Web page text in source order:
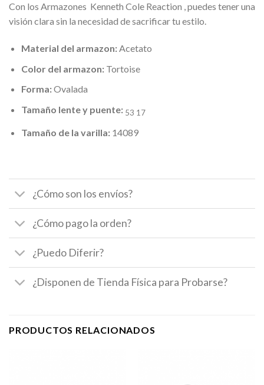
Con los Armazones Kenneth Cole Reaction , puedes tener una
visión clara sin la necesidad de sacrificar tu estilo.
Material del armazon:Acetato
Color del armazon: Tortoise
Forma:Ovalada
Tamaño lente y puente: 53 17
Tamaño de la varilla: 14089
¿Cómo son los envíos?
¿Cómo pago la orden?
¿Puedo Diferir?
¿Disponen de Tienda Física para Probarse?
PRODUCTOS RELACIONADOS